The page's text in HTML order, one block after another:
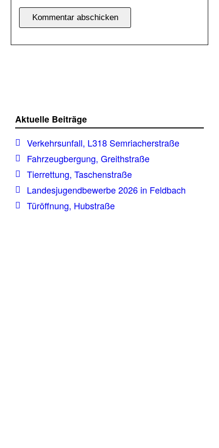
Aktuelle Beiträge
Verkehrsunfall, L318 Semriacherstraße
Fahrzeugbergung, Greithstraße
Tierrettung, Taschenstraße
Landesjugendbewerbe 2026 in Feldbach
Türöffnung, Hubstraße